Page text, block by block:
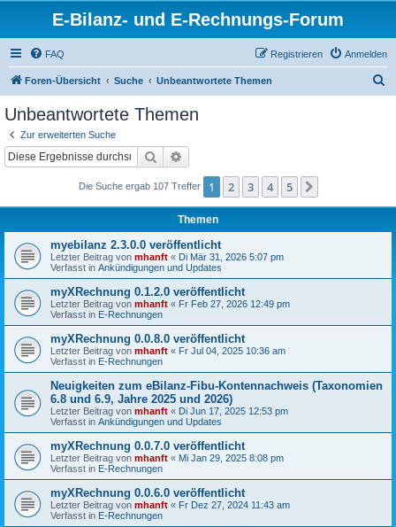
E-Bilanz- und E-Rechnungs-Forum
FAQ Anmelden
Registrieren
Foren-Übersicht Suche Unbeantwortete Themen
Unbeantwortete Themen
Zur erweiterten Suche
Suche
Die Suche ergab 107 Treffer 1 2 3 4 5
Themen
myebilanz 2.3.0.0 veröffentlicht
Letzter Beitrag von mhanft « Di Mär 31, 2026 5:07 pm
Verfasst in Ankündigungen und Updates
myXRechnung 0.1.2.0 veröffentlicht
Letzter Beitrag von mhanft « Fr Feb 27, 2026 12:49 pm
Verfasst in E-Rechnungen
myXRechnung 0.0.8.0 veröffentlicht
Letzter Beitrag von mhanft « Fr Jul 04, 2025 10:36 am
Verfasst in E-Rechnungen
Neuigkeiten zum eBilanz-Fibu-Kontennachweis (Taxonomien
6.8 und 6.9, Jahre 2025 und 2026)
Letzter Beitrag von mhanft « Di Jun 17, 2025 12:53 pm
Verfasst in Ankündigungen und Updates
myXRechnung 0.0.7.0 veröffentlicht
Letzter Beitrag von mhanft « Mi Jan 29, 2025 8:08 pm
Verfasst in E-Rechnungen
myXRechnung 0.0.6.0 veröffentlicht
Letzter Beitrag von mhanft « Fr Dez 27, 2024 11:43 am
Verfasst in E-Rechnungen